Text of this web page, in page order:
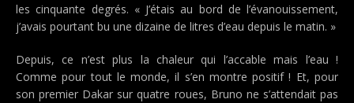
les cinquante degrés. « J’étais au bord de l’évanouissement,
j’avais pourtant bu une dizaine de litres d’eau depuis le matin. »
Depuis, ce n’est plus la chaleur qui l’accable mais l’eau !
Comme pour tout le monde, il s’en montre positif ! Et, pour
son premier Dakar sur quatre roues, Bruno ne s’attendait pas